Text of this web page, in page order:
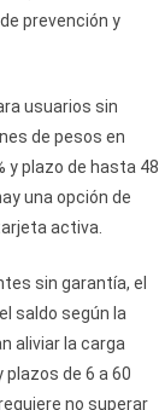
prevención y
usuarios sin
de pesos en
y plazo de hasta 48
una opción de
activa.
sin garantía, el
saldo según la
aliviar la carga
de 6 a 60
no superar